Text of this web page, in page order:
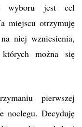
wyboru jest cel
miejscu otrzymuję
niej wzniesienia,
można się
pierwszej
noclegu. Decyduję